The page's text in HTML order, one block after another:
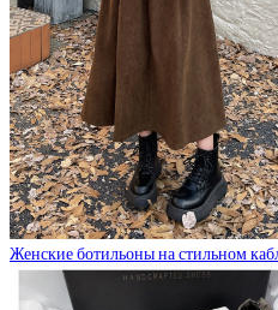
Женские ботильоны на стильном